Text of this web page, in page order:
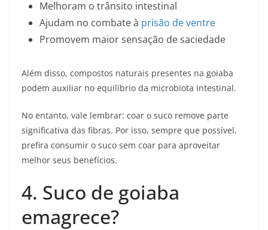
Melhoram o trânsito intestinal
Ajudam no combate à prisão de ventre
Promovem maior sensação de saciedade
Além disso, compostos naturais presentes na goiaba
podem auxiliar no equilíbrio da microbiota intestinal.
No entanto, vale lembrar: coar o suco remove parte
significativa das fibras. Por isso, sempre que possível,
prefira consumir o suco sem coar para aproveitar
melhor seus benefícios.
4. Suco de goiaba
emagrece?